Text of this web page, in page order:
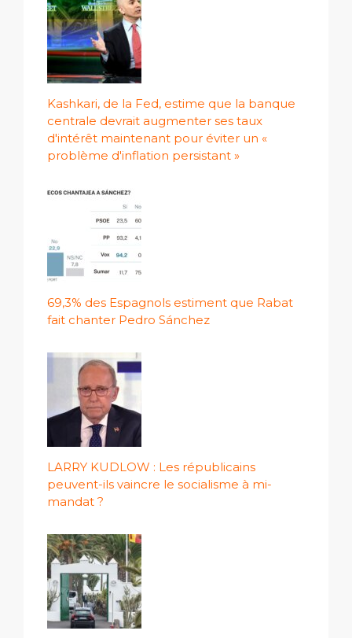
Kashkari, de la Fed, estime que la banque
centrale devrait augmenter ses taux
d'intérêt maintenant pour éviter un «
problème d'inflation persistant »
69,3% des Espagnols estiment que Rabat
fait chanter Pedro Sánchez
LARRY KUDLOW : Les républicains
peuvent-ils vaincre le socialisme à mi-
mandat ?